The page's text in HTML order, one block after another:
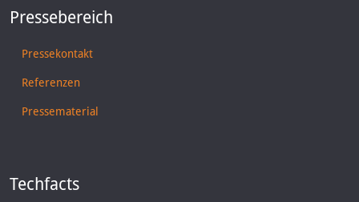
Pressebereich
Pressekontakt
Referenzen
Pressematerial
Techfacts